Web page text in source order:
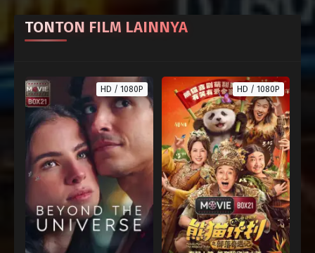
TONTON FILM LAINNYA
HD / 1080P HD / 1080P